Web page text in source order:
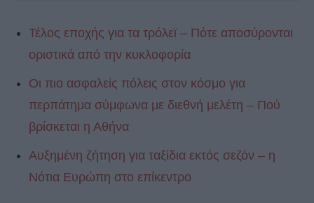
Τέλος εποχής για τα τρόλεϊ – Πότε αποσύρονται
οριστικά από την κυκλοφορία
Οι πιο ασφαλείς πόλεις στον κόσμο για
περπάτημα σύμφωνα με διεθνή μελέτη – Πού
βρίσκεται η Αθήνα
Αυξημένη ζήτηση για ταξίδια εκτός σεζόν – η
Νότια Ευρώπη στο επίκεντρο